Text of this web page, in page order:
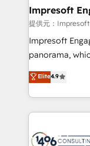
products and
difference.
Impresoft
提供元：
Impresoft
panorama,
putting
creating digital
people, processes and
digital
marketing
Elite4.9